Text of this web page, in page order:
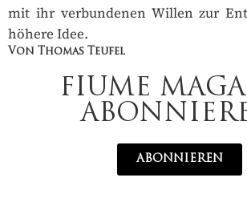
mit ihr verbundenen Willen zur
höhere Idee.
Von Thomas Teufel
FIUME
ABONNIEREN